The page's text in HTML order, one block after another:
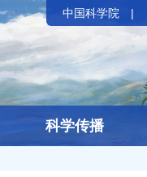
中国科学院
科学传播